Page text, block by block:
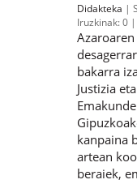
Didakteka
Iruzkinak:0
bakarra
Justizia
kanpaina
artean
beraiek,